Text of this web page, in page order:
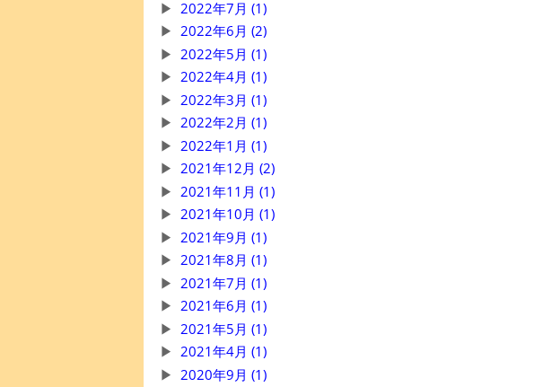
2022年7月 (1)
2022年6月 (2)
2022年5月 (1)
2022年4月 (1)
2022年3月 (1)
2022年2月 (1)
2022年1月 (1)
2021年12月 (2)
2021年11月 (1)
2021年10月 (1)
2021年9月 (1)
2021年8月 (1)
2021年7月 (1)
2021年6月 (1)
2021年5月 (1)
2021年4月 (1)
2020年9月 (1)